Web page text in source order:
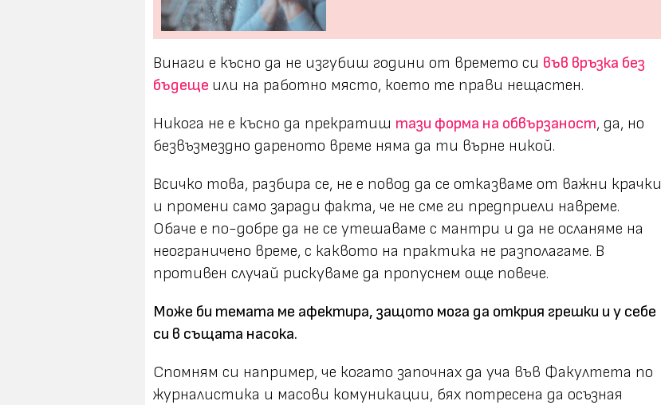
Винаги е късно да не изгубиш години от времето си във връзка без
бъдеще или на работно място, което те прави нещастен.
Никога не е късно да прекратиш тази форма на обвързаност, да, но
безвъзмездно дареното време няма да ти върне никой.
Всичко това, разбира се, не е повод да се отказваме от важни крачки
и промени само заради факта, че не сме ги предприели навреме.
Обаче е по-добре да не се утешаваме с мантри и да не осланяме на
неограничено време, с каквото на практика не разполагаме. В
противен случай рискуваме да пропуснем още повече.
Може би темата ме афектира, защото мога да открия грешки и у себе
си в същата насока.
Спомням си например, че когато започнах да уча във Факултета по
журналистика и масови комуникации, бях потресена да осъзная